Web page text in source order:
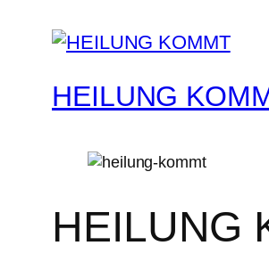
HEILUNG
HEILUNG